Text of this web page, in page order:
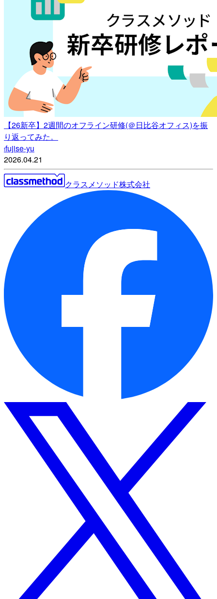
【26新卒】2週間のオフライン研修(＠日比谷オフィス)を振
り返ってみた。
ffujise-yu
2026.04.21
クラスメソッド株式会社